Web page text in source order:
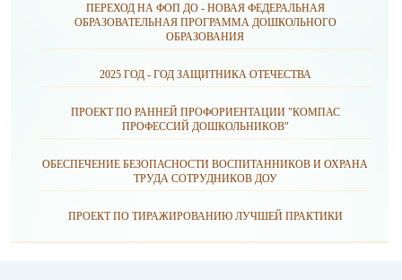
ПЕРЕХОД НА ФОП ДО - НОВАЯ ФЕДЕРАЛЬНАЯ
ОБРАЗОВАТЕЛЬНАЯ ПРОГРАММА ДОШКОЛЬНОГО
ОБРАЗОВАНИЯ
2025 ГОД - ГОД ЗАЩИТНИКА ОТЕЧЕСТВА
ПРОЕКТ ПО РАННЕЙ ПРОФОРИЕНТАЦИИ "КОМПАС
ПРОФЕССИЙ ДОШКОЛЬНИКОВ"
ОБЕСПЕЧЕНИЕ БЕЗОПАСНОСТИ ВОСПИТАННИКОВ И ОХРАНА
ТРУДА СОТРУДНИКОВ ДОУ
ПРОЕКТ ПО ТИРАЖИРОВАНИЮ ЛУЧШЕЙ ПРАКТИКИ